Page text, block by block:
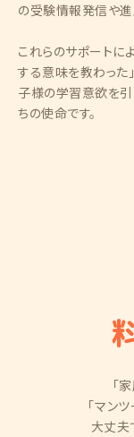
の受験情報発信や進
これらのサポートに
する意味を教わった
子様の学習意欲を引
ちの使命です。
「
「マン
大丈夫